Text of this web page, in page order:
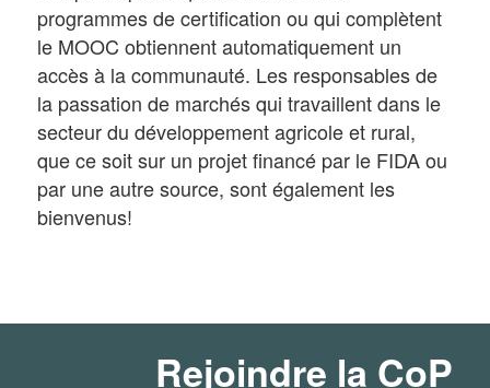
programmes de certification ou qui complètent
le MOOC obtiennent automatiquement un
accès à la communauté. Les responsables de
la passation de marchés qui travaillent dans le
secteur du développement agricole et rural,
que ce soit sur un projet financé par le FIDA ou
par une autre source, sont également les
bienvenus!
Rejoindre la CoP